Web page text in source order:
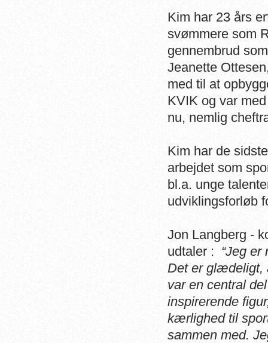
Kim har 23 års
svømmere som
gennembrud
Jeanette
med til at
KVIK og var
nu, nemlig
Kim har de
arbejdet som
bl.a. unge
Jon Langberg -
udtaler : “Jeg
Det er glædeligt,
var en central
inspirerende
kærlighed til
sammen med.